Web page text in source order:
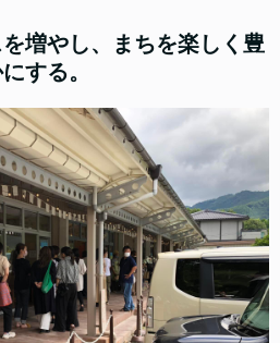
増やし、まちを楽しく豊
する。